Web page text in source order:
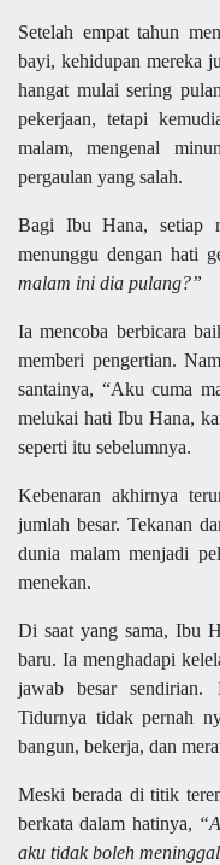
Setelah empat tahun
bayi, kehidupan mereka
hangat mulai sering
pekerjaan, tetapi
malam, mengenal
pergaulan yang salah.
Bagi Ibu Hana, setiap
menunggu dengan hati
malam ini dia pulang?”
Ia mencoba berbicara
memberi pengertian.
santainya, “Aku cuma
melukai hati Ibu Hana,
seperti itu sebelumnya.
Kebenaran akhirnya
jumlah besar. Tekanan
dunia malam menjadi
menekan.
Di saat yang sama, Ibu
baru. Ia menghadapi
jawab besar sendirian.
Tidurnya tidak pernah
bangun, bekerja, dan
Meski berada di titik
berkata dalam hatinya,
aku tidak boleh